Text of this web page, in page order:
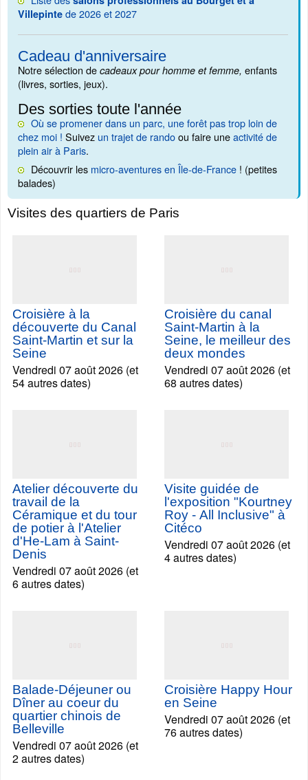
Villepinte de 2026 et 2027
Cadeau d'anniversaire
Notre sélection de cadeaux pour homme et femme, enfants
(livres, sorties, jeux).
Des sorties toute l'année
Où se promener dans un parc, une forêt pas trop loin de
chez moi ! Suivez un trajet de randoou faire uneactivité de
plein air à Paris.
Découvrir les micro-aventures en Île-de-France ! (petites
balades)
Visites des quartiers de Paris
Croisière à la
découverte du Canal
Saint-Martin et sur la
Seine
Vendredi 07 août 2026 (et
54 autres dates)
Croisière du canal
Saint-Martin à la
Seine, le meilleur des
deux mondes
Vendredi 07 août 2026 (et
68 autres dates)
Atelier découverte du
travail de la
Céramique et du tour
de potier à l'Atelier
d'He-Lam à Saint-
Denis
Vendredi 07 août 2026 (et
6 autres dates)
Visite guidée de
l'exposition "Kourtney
Roy - All Inclusive" à
Citéco
Vendredi 07 août 2026 (et
4 autres dates)
Balade-Déjeuner ou
Dîner au coeur du
quartier chinois de
Belleville
Vendredi 07 août 2026 (et
2 autres dates)
Croisière Happy Hour
en Seine
Vendredi 07 août 2026 (et
76 autres dates)